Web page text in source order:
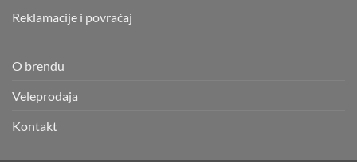
Reklamacije i povraćaj
O brendu
Veleprodaja
Kontakt